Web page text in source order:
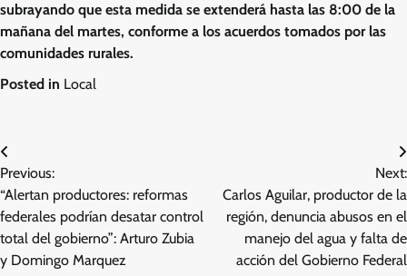
subrayando que esta medida se extenderá hasta las 8:00 de la
mañana del martes, conforme a los acuerdos tomados por las
comunidades rurales.
Posted in Local
Navegación
de
entradas
Previous:
“Alertan productores: reformas
federales podrían desatar control
total del gobierno”: Arturo Zubia
y Domingo Marquez
Next:
Carlos Aguilar, productor de la
región, denuncia abusos en el
manejo del agua y falta de
acción del Gobierno Federal